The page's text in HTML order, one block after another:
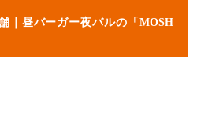
｜昼バーガー夜バルの「MOSH